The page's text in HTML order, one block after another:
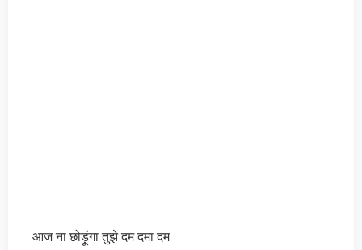
आज ना छोड़ूंगा तुझे दम दमा दम